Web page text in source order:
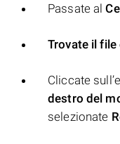
Passate al
Trovate il
Cliccate
destro del
selezionate